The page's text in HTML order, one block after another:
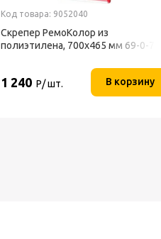
Код товара: 9052040
Скрепер РемоКолор из
полиэтилена, 700x465 мм 69-0-700
1 240 Р/ шт. В корзину